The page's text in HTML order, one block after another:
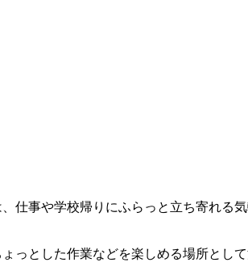
仕事や学校帰りにふらっと立ち寄れる
っとした作業などを楽しめる場所として